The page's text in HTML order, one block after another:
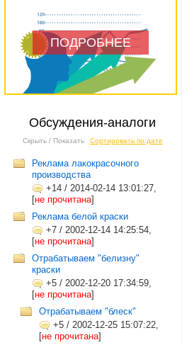
ПОДРОБНЕЕ
Обсуждения-аналоги
Скрыть / Показать Сортировать по дате
Реклама лакокрасочного
производства
+14 / 2014-02-14 13:01:27,
[не прочитана]
Реклама белой краски
+7 / 2002-12-14 14:25:54,
[не прочитана]
Отрабатываем "белизну"
краски
+5 / 2002-12-20 17:34:59,
[не прочитана]
Отрабатываем "блеск"
+5 / 2002-12-25 15:07:22,
[не прочитана]